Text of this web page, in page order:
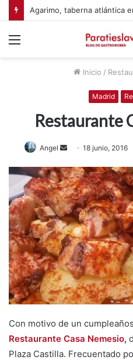
Agarimo, taberna atlántica
Inicio /
Madrid
Restaurante
Angel
n
d
a
n
e
m
a
i
l
18 junio, 2016
Con motivo de un
Restaurante Casa Nemesio,
Plaza Castilla. Frecuentado